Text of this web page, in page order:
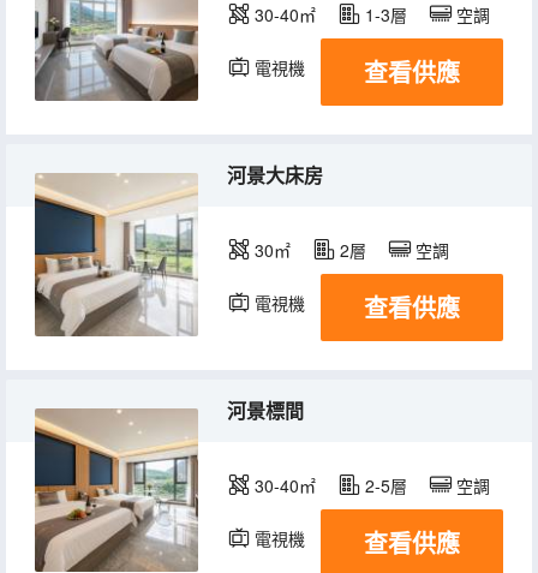
30-40㎡ 1-3層 空調
電視機 查看供應
河景大床房
30㎡ 2層 空調
電視機 查看供應
河景標間
30-40㎡ 2-5層 空調
電視機 查看供應